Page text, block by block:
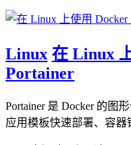
Linux 在 Linux
Portainer
Portainer 是 Docker 的图
应用模板快速部署、容